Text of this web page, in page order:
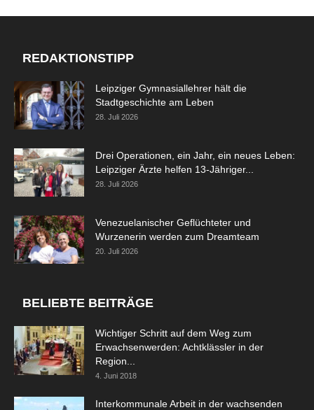
REDAKTIONSTIPP
Leipziger Gymnasiallehrer hält die
Stadtgeschichte am Leben
28. Juli 2026
Drei Operationen, ein Jahr, ein neues Leben:
Leipziger Ärzte helfen 13-Jähriger...
28. Juli 2026
Venezuelanischer Geflüchteter und
Wurzenerin werden zum Dreamteam
20. Juli 2026
BELIEBTE BEITRÄGE
Wichtiger Schritt auf dem Weg zum
Erwachsenwerden: Achtklässler in der
Region...
4. Juni 2018
Interkommunale Arbeit in der wachsenden